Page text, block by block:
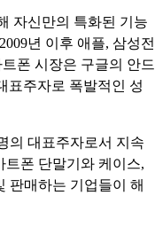
자신만의 특화된 기능
년 이후 애플, 삼성전
폰 시장은 구글의 안드
표주자로 폭발적인 성
의 대표주자로서 지속
트폰 단말기와 케이스,
판매하는 기업들이 해